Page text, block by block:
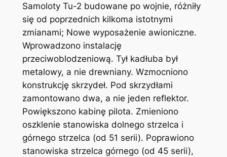
Samoloty Tu-2 budowane po wojnie, różniły
się od poprzednich kilkoma istotnymi
zmianami; Nowe wyposażenie awioniczne.
Wprowadzono instalację
przeciwoblodzeniową. Tył kadłuba był
metalowy, a nie drewniany. Wzmocniono
konstrukcję skrzydeł. Pod skrzydłami
zamontowano dwa, a nie jeden reflektor.
Powiększono kabinę pilota. Zmieniono
oszklenie stanowiska dolnego strzelca i
górnego strzelca (od 51 serii). Poprawiono
stanowiska strzelca górnego (od 45 serii),